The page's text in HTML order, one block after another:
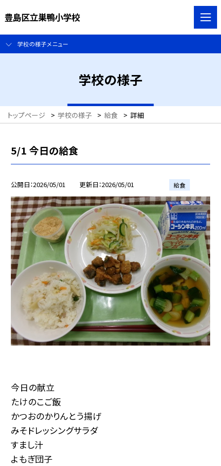
豊島区立巣鴨小学校
学校の様子メニュー
学校の様子
トップページ > 学校の様子 > 給食 > 詳細
5/1 今日の給食
公開日 2026/05/01 更新日 2026/05/01 給食
今日の献立
たけのこご飯
かつおのかりんとう揚げ
みそドレッシングサラダ
すまし汁
よもぎ団子